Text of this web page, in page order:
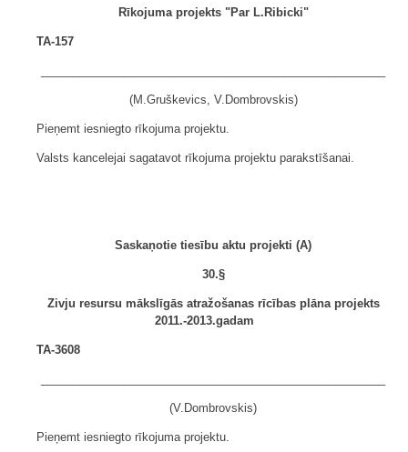
Rīkojuma projekts "Par L.Ribicki"
TA-157
(M.Gruškevics, V.Dombrovskis)
Pieņemt iesniegto rīkojuma projektu.
Valsts kancelejai sagatavot rīkojuma projektu parakstīšanai.
Saskaņotie tiesību aktu projekti (A)
30.§
Zivju resursu mākslīgās atražošanas rīcības plāna projekts
2011.-2013.gadam
TA-3608
(V.Dombrovskis)
Pieņemt iesniegto rīkojuma projektu.